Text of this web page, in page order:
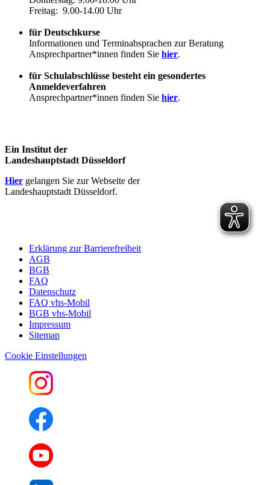
Freitag: 9.00-14.00 Uhr
für Deutschkurse
Informationen und Terminabsprachen zur Beratung
Ansprechpartner*innen finden Sie hier.
für Schulabschlüsse besteht ein gesondertes
Anmeldeverfahren
Ansprechpartner*innen finden Sie hier.
Ein Institut der
Landeshauptstadt Düsseldorf
Hier gelangen Sie zur Webseite der
Landeshauptstadt Düsseldorf.
Erklärung zur Barrierefreiheit
AGB
BGB
FAQ
Datenschutz
FAQ vhs-Mobil
BGB vhs-Mobil
Impressum
Sitemap
Cookie Einstellungen